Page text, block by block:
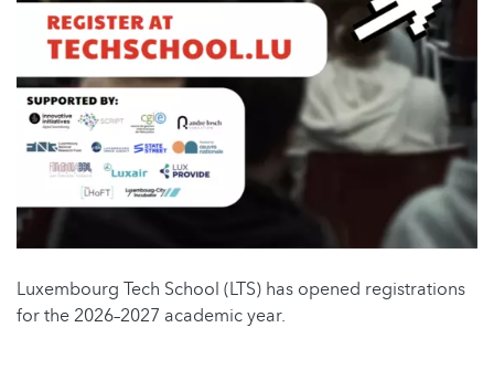
Luxembourg Tech School (LTS) has opened registrations
for the 2026–2027 academic year.